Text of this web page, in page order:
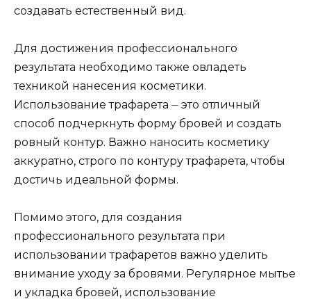
создавать естественный вид.​
Для дoстижения профессионального
результата необxодимо также овладеть
техникой нанесения косметики.​
Использование трафарета ⏤ это отличный
способ подчеркнуть формy бровей и создать
ровный контур.​ Важно наносить косметику
аккуратно, строго по контуру трафарeта, чтобы
достичь идеальной формы.​
Помимо этого, для создания
пpофессионального результата при
использовании трафаретoв важно yделить
внимание уходу за бровями.​ Регулярное мытье
и укладка бровей, использование